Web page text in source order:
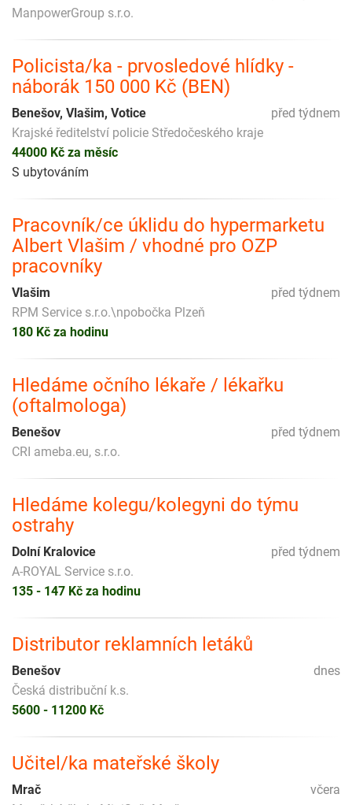
ManpowerGroup s.r.o.
Policista/ka - prvosledové hlídky -
náborák 150 000 Kč (BEN)
před týdnem
Benešov, Vlašim, Votice
Krajské ředitelství policie Středočeského kraje
44000 Kč za měsíc
S ubytováním
Pracovník/ce úklidu do hypermarketu
Albert Vlašim / vhodné pro OZP
pracovníky
před týdnem
Vlašim
RPM Service s.r.o.\npobočka Plzeň
180 Kč za hodinu
Hledáme očního lékaře / lékařku
(oftalmologa)
před týdnem
Benešov
CRI ameba.eu, s.r.o.
Hledáme kolegu/kolegyni do týmu
ostrahy
před týdnem
Dolní Kralovice
A-ROYAL Service s.r.o.
135 - 147 Kč za hodinu
Distributor reklamních letáků
dnes
Benešov
Česká distribuční k.s.
5600 - 11200 Kč
Učitel/ka mateřské školy
včera
Mrač